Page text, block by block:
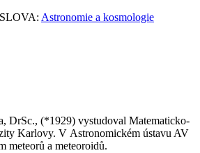
Astronomie a kosmologie
DrSc., (*1929) vystudoval Matematicko-
Karlovy. V Astronomickém ústavu AV
meteorů a meteoroidů.